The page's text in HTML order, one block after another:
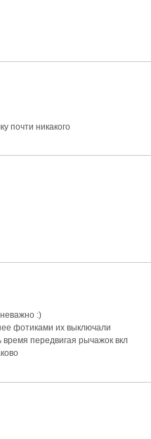
почти никакого
:)
фотиками их выключали
время передвигая рычажок вкл